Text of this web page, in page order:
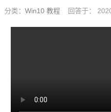
分类： Win10 教程 回答于：